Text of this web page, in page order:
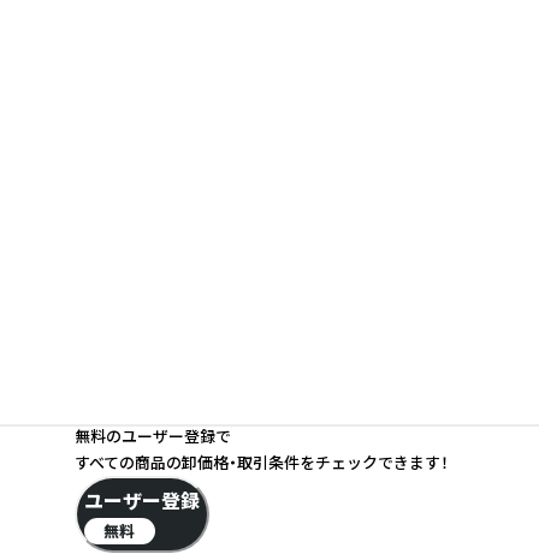
無料のユーザー登録で
すべての商品の卸価格・取引条件をチェックできます！
ユーザー登録
無料